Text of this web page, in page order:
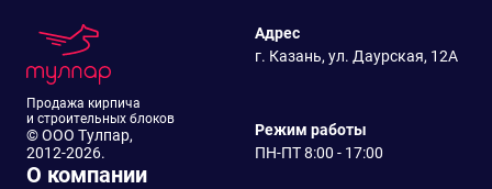
Продажа кирпича
и строительных блоков
© ООО Тулпар,
2012-2026.
Адрес
г. Казань, ул. Даурская, 12А
Режим работы
ПН-ПТ 8:00 - 17:00
О компании